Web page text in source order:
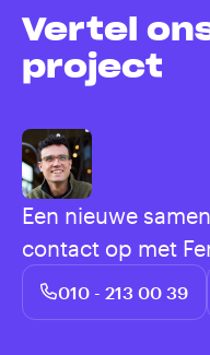
Vertel
project
Een nieuwe
contact op met
010 - 213 00 39